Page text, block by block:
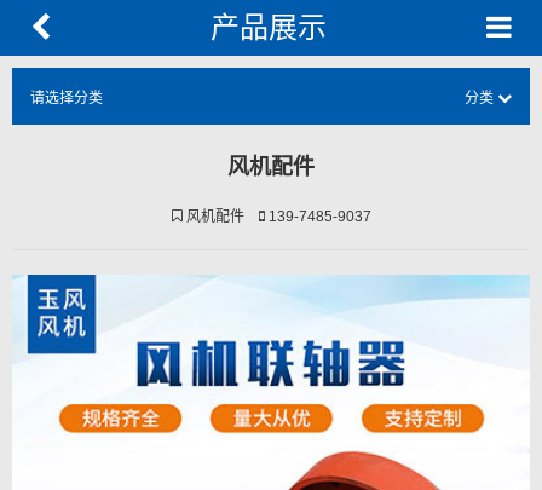
产品展示
请选择分类 分类
风机配件
风机配件 139-7485-9037